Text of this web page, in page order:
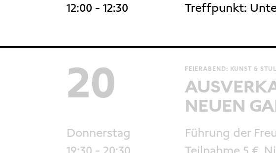
12:00 - 12:30
Treffpunkt:
20
Donnerstag
FEIERABEND: KUNST &
NEUEN
Führung der